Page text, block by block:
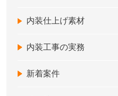
内装仕上げ素材
内装工事の実務
新着案件